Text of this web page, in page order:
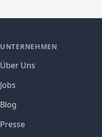
UNTERNEHMEN
Über Uns
Jobs
Blog
Presse